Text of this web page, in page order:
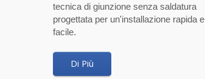
tecnica di giunzione senza saldatura
progettata per un'installazione rapida e
facile.
Di Più